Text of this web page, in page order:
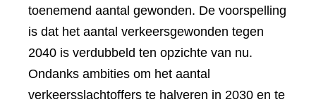
toenemend aantal gewonden. De voorspelling
is dat het aantal verkeersgewonden tegen
2040 is verdubbeld ten opzichte van nu.
Ondanks ambities om het aantal
verkeersslachtoffers te halveren in 2030 en te